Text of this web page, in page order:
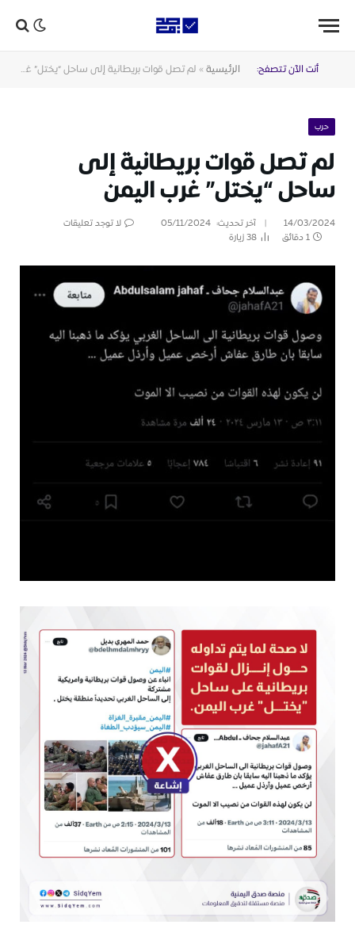
أنت الآن تتصفح: الرئيسية » لم تصل قوات بريطانية إلى ساحل “يختل” غرب اليمن
حرب
لم تصل قوات بريطانية إلى
ساحل “يختل” غرب اليمن
14/03/2024 آخر تحديث: 05/11/2024
لا توجد تعليقات
1 دقائق
38زيارة